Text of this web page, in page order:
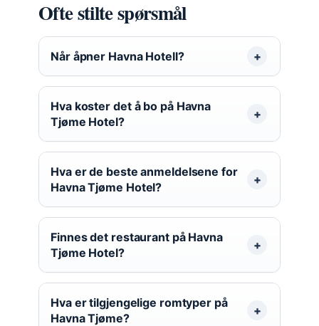
Ofte stilte spørsmål
Når åpner Havna Hotell?
Hva koster det å bo på Havna
Tjøme Hotel?
Hva er de beste anmeldelsene for
Havna Tjøme Hotel?
Finnes det restaurant på Havna
Tjøme Hotel?
Hva er tilgjengelige romtyper på
Havna Tjøme?